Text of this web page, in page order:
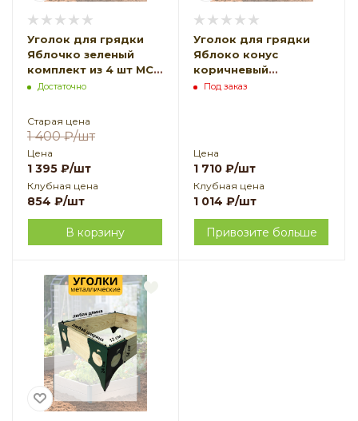
Уголок для грядки
Яблочко зеленый
комплект из 4 шт МС-
ПроДостаточно
Старая цена
1 400₽/шт
Цена
1 395 ₽/шт
Клубная цена
854 ₽/шт
В корзину
Уголок для грядки
Яблоко конус
коричневый
комплект из 4 шт МС-
Под заказ
Цена
1 710 ₽/шт
Клубная цена
1 014 ₽/шт
Привозите больше